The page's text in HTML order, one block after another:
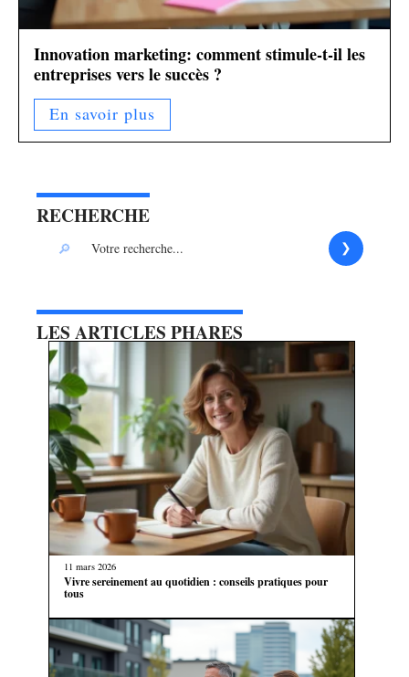
Innovation marketing: comment stimule-t-il les
entreprises vers le succès ?
En savoir plus
RECHERCHE
LES ARTICLES PHARES
11 mars 2026
Vivre sereinement au quotidien : conseils pratiques pour
tous